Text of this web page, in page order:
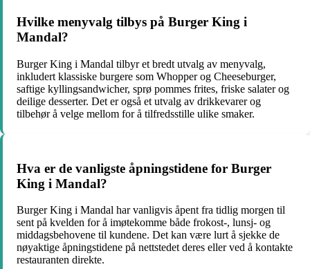
Hvilke menyvalg tilbys på Burger King i
Mandal?
Burger King i Mandal tilbyr et bredt utvalg av menyvalg,
inkludert klassiske burgere som Whopper og Cheeseburger,
saftige kyllingsandwicher, sprø pommes frites, friske salater og
deilige desserter. Det er også et utvalg av drikkevarer og
tilbehør å velge mellom for å tilfredsstille ulike smaker.
Hva er de vanligste åpningstidene for Burger
King i Mandal?
Burger King i Mandal har vanligvis åpent fra tidlig morgen til
sent på kvelden for å imøtekomme både frokost-, lunsj- og
middagsbehovene til kundene. Det kan være lurt å sjekke de
nøyaktige åpningstidene på nettstedet deres eller ved å kontakte
restauranten direkte.